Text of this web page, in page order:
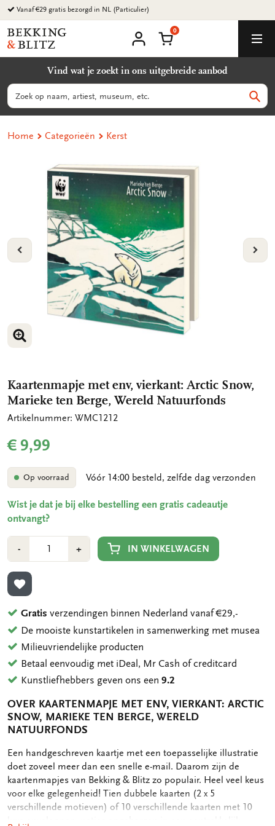
Ga
naar
content
Vanaf €29 gratis bezorgd in NL (Particulier)
Bekking
&
B.V.
account
Winkelmand
0
Vind wat je zoekt in ons uitgebreide aanbod
Zoeken
Home Categorieën Kerst
VORIGE
VERGROOT AFBEELDING
VERGROOT AFBEELDING
Kaartenmapje met env, vierkant: Arctic Snow,
Marieke ten Berge, Wereld Natuurfonds
Artikelnummer: WMC1212
€ 9,99
Op voorraad Vóór 14:00 besteld, zelfde dag verzonden
Wist je dat je bij elke bestelling een gratis cadeautje
ontvangt?
-Min
1
+Plus
1
IN WINKELWAGEN
TOEVOEGEN AAN VERLANGLIJST
Gratis verzendingen binnen Nederland vanaf €29,-
De mooiste kunstartikelen in samenwerking met musea
Milieuvriendelijke producten
Betaal eenvoudig met iDeal, Mr Cash of creditcard
Kunstliefhebbers geven ons een9.2
OVER KAARTENMAPJE MET ENV, VIERKANT: ARCTIC
SNOW, MARIEKE TEN BERGE, WERELD
NATUURFONDS
OMSCHRIJVING
Een handgeschreven kaartje met een toepasselijke illustratie
doet zoveel meer dan een snelle e-mail. Daarom zijn de
kaartenmapjes van Bekking & Blitz zo populair. Heel veel keus
voor elke gelegenheid! Tien dubbele kaarten (2 x 5
verschillende motieven) of 10 verschillende kaarten met 10